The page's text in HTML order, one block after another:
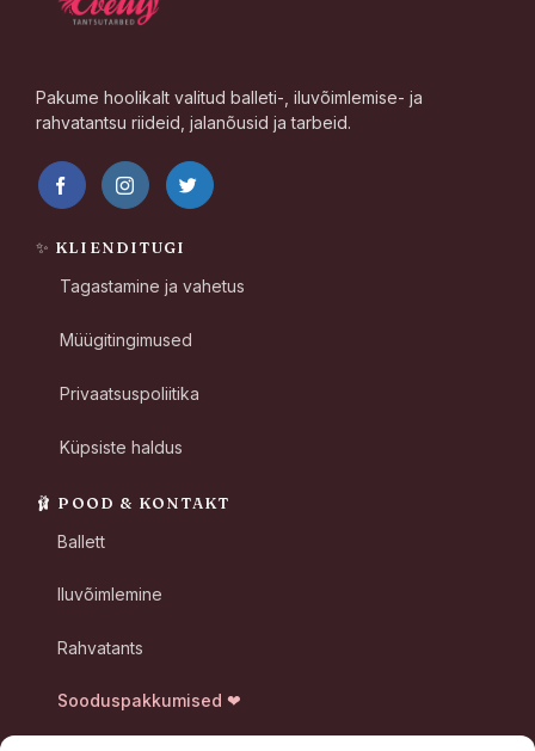
Pakume hoolikalt valitud balleti-, iluvõimlemise- ja
rahvatantsu riideid, jalanõusid ja tarbeid.
✨ KLIENDITUGI
Tagastamine ja vahetus
Müügitingimused
Privaatsuspoliitika
Küpsiste haldus
🩰 POOD & KONTAKT
Ballett
Iluvõimlemine
Rahvatants
Sooduspakkumised ❤